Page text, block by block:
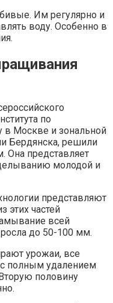
Им регулярно и
воду. Особенно в
по
в Москве и зональной
Бердянска, решили
Она представляет
молодой и
представляют
этих частей
всей
до 50-100 мм.
урожаи, все
полным удалением
половину